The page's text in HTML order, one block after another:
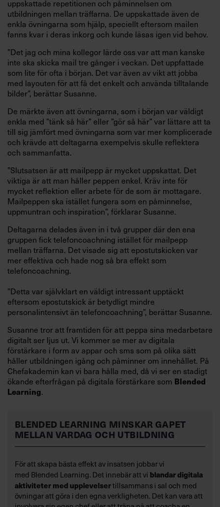
uppskattade repetitionen och påminnelsen om
utbildningen mellan träffarna. De uppskattade även de
enkla övningarna som hjälp, speciellt eftersom mailen
fanns kvar i deras inkorg och kunde läsas igen vid behov.
”Det jag och mina kollegor lärde oss var att man kanske
inte ska skicka mail tre gånger i veckan. Det uppfattade
som lite för ofta i början. Det var även av vikt att jobba
med layouten för att få det enkelt och använda tilltalande
bilder”, berättar Susanne.
De märkte även att övningarna, som i början var väldigt
enkla med ”tänk så här” eller ”gör så här” var lättare att ta
till sig jämfört med övningarna som var mer komplicerade
och krävde att deltagarna exempelvis skulle reflektera
och sammanfatta.
”Slutsatsen är att mailpepp är mycket uppskattat. Det
viktiga är att man håller peppen enkel. Kräv inte för
mycket reflektion eller arbete för de som är mottagare.
Mailpeppen ska istället fungera som en påminnelse,
uppmuntran och inspiration”, förklarar Susanne.
Deltagarna delades även in i två grupper där den ena
gruppen fick telefoncoachning istället för mailpepp
mellan träffarna. Det visade sig att epostutskicken var
mer effektiva och hade nog så bra effekt som
telefoncoachning.
”Detta var självklart en väldigt intressant upptäckt
eftersom epostutskick är betydligt mindre
personalintensivt än telefoncoachning”, berättar Susanne.
Susanne tror att framtiden för att peppa sina medarbetare
digitalt ser ljus ut. Vi kommer se mer av digitala
förstärkare i form av appar och sms som på olika sätt
håller utbildningen igång och påminner om innehållet. På
Chefakademin kan vi bara hålla med, då vi ser en stadigt
ökande efterfrågan på digitala förstärkare som Blended
Learning.
BLENDED LEARNING MINSKAR GAPET
MELLAN VARDAG OCH UTBILDNING
För att skapa bästa effekt av insatsen jobbar vi
med Blended Learning. Det innebär att vi blandar digitala
aktiviteter med upplevelsertillsammans i sal och med
övningar att göra i den egna verkligheten. Det kan vara att